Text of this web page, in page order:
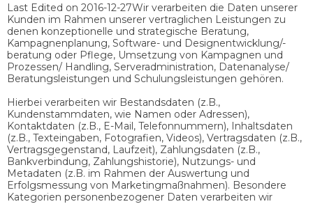
Last Edited on 2016-12-27Wir verarbeiten die Daten unserer
Kunden im Rahmen unserer vertraglichen Leistungen zu
denen konzeptionelle und strategische Beratung,
Kampagnenplanung, Software- und Designentwicklung/-
beratung oder Pflege, Umsetzung von Kampagnen und
Prozessen/ Handling, Serveradministration, Datenanalyse/
Beratungsleistungen und Schulungsleistungen gehören.
Hierbei verarbeiten wir Bestandsdaten (z.B.,
Kundenstammdaten, wie Namen oder Adressen),
Kontaktdaten (z.B., E-Mail, Telefonnummern), Inhaltsdaten
(z.B., Texteingaben, Fotografien, Videos), Vertragsdaten (z.B.,
Vertragsgegenstand, Laufzeit), Zahlungsdaten (z.B.,
Bankverbindung, Zahlungshistorie), Nutzungs- und
Metadaten (z.B. im Rahmen der Auswertung und
Erfolgsmessung von Marketingmaßnahmen). Besondere
Kategorien personenbezogener Daten verarbeiten wir